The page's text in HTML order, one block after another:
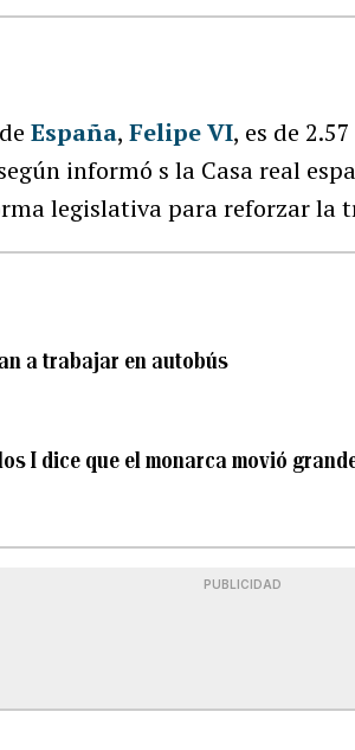
España,Felipe VI, es de
informó s la Casa real
legislativa para reforzar la
a trabajar en autobús
I dice que el monarca movió
PUBLICIDAD